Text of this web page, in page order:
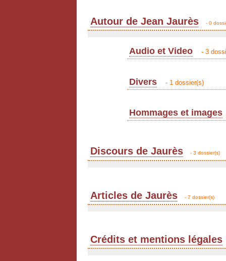
Autour de Jean Jaurès - 0
Audio et Video - 3
Divers - 1 dossier(s)
Hommages et images
Discours de Jaurès - 3 dossier(s)
Articles de Jaurès - 7 dossier(s)
Crédits et mentions légales